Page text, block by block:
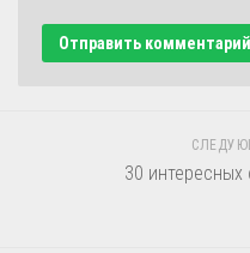
30